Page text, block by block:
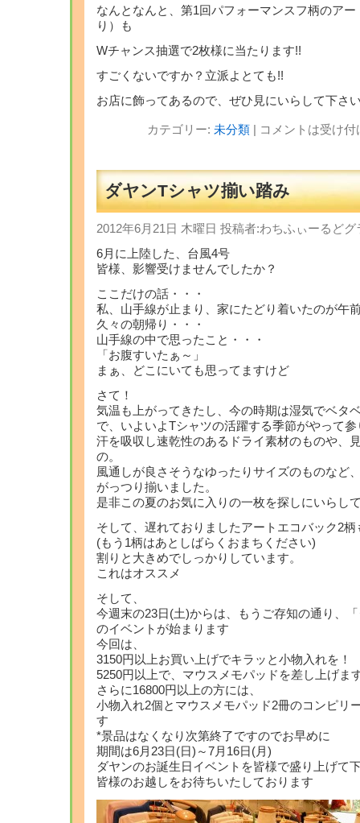
なんとなんと、第1回パフォーマンスフ柄のア
り）も
Wチャンス抽選で2枚様に当たります!!
すごくないですか？立派よとても!!
お店に飾ってあるので、ぜひ見にいらして下さ
カテゴリー: 未分類| コメントは受け
ダヤンTシャツ揃い踏み
2012年6月21日 木曜日 投稿者:わちふぃーるど
6月に上陸した、台風4号
皆様、影響受けませんでしたか？
ここだけの話・・・
私、山手線が止まり、家にたどり着いたのが午
久々の朝帰り・・・
山手線の中で思ったこと・・・
「お腹すいたぁ～」
まぁ、どこにいても思ってますけど
さて！
気温も上がってきたし、今の時期は湿気でベタ
で、いよいよTシャツの活躍する季節がやって参
汗を吸収し速乾性のあるドライ素材のものや、
の。
風通しが良さそうなゆったりサイズのものなど
がっつり揃いました。
是非この夏のお気に入りの一枚を探しにいらし
そして、遅れておりましたアートエコバック2
(もう1柄はあとしばらくおまちください)
割りと大きめでしっかりしています。
これはオススメ
そして、
今週末の23日(土)からは、もうご存知の通り、
のイベントが始まります
今回は、
3150円以上お買い上げでキラッと小物入れを！
5250円以上で、マウスメモパッドを差し上げま
さらに16800円以上の方には、
小物入れ2個とマウスメモパッド2冊のコンピリ
す
*景品はなくなり次第終了ですのでお早めに
期間は6月23日(日)～7月16日(月)
ダヤンのお誕生日イベントを皆様で盛り上げて
皆様のお越しをお待ちいたしております